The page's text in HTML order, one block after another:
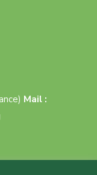
Mail :